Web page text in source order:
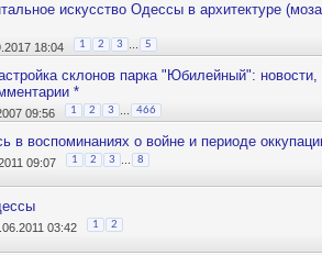
искусство Одессы в архитектуре
18:04 1 2 3 5
склонов парка "Юбилейный":
*
09:56 1 2 3 466
в воспоминаниях о войне и периоде
09:07 1 2 3 8
03:42 1 2